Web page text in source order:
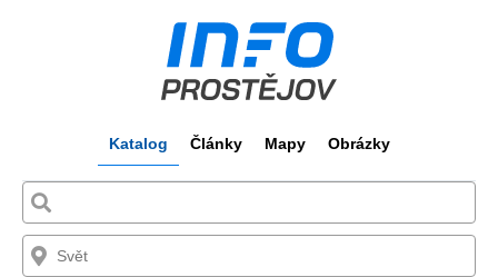
Katalog Články Mapy Obrázky